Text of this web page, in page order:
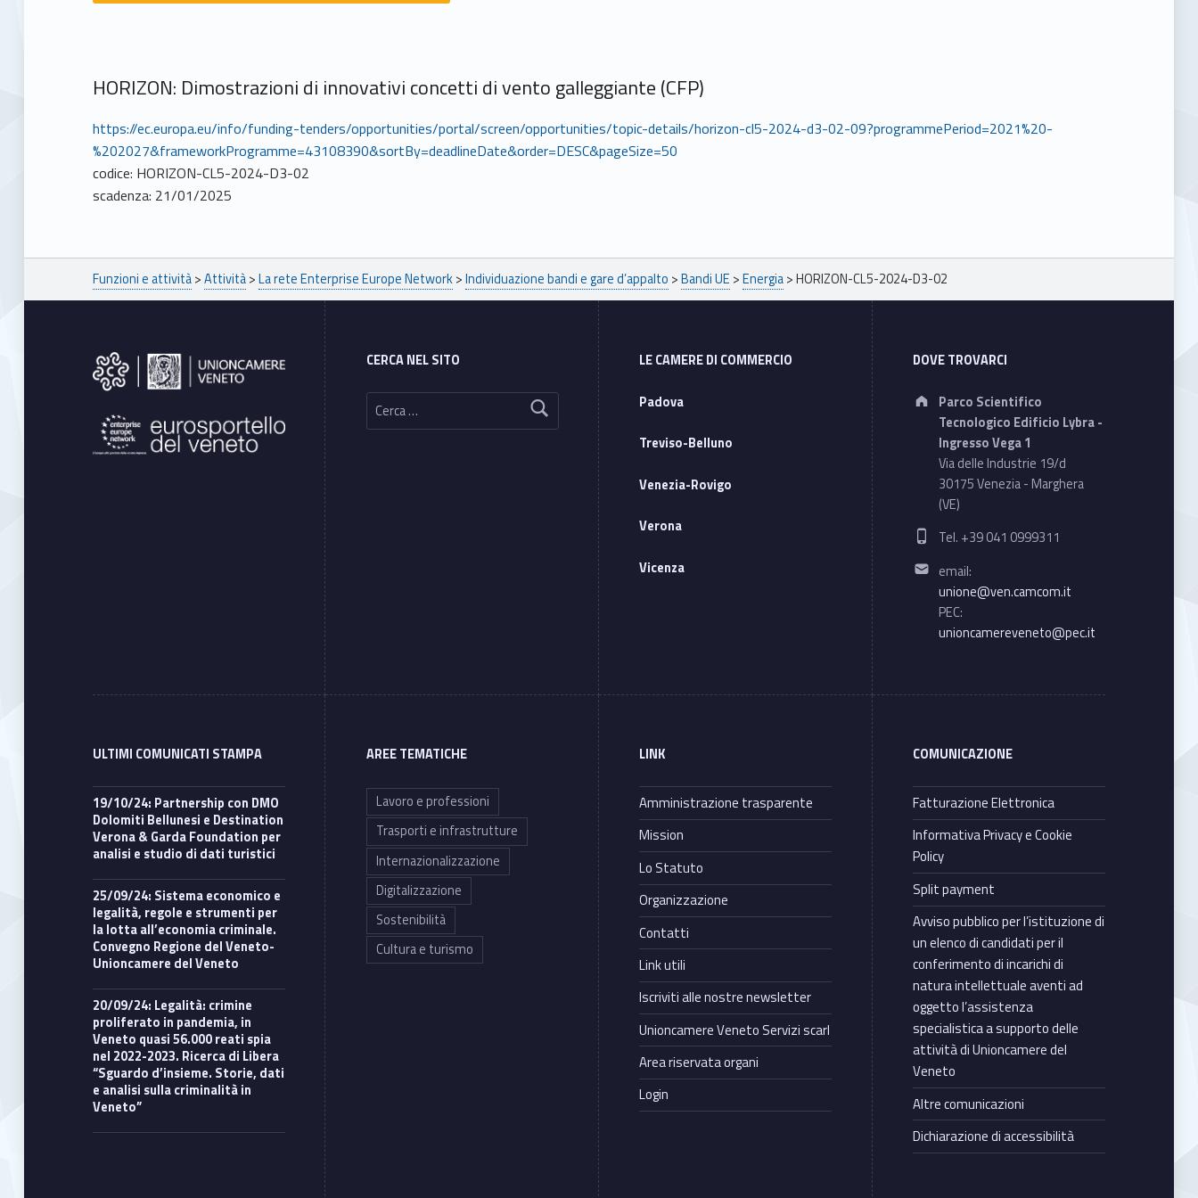
HORIZON: Dimostrazioni di innovativi concetti di vento galleggiante (CFP)
https://ec.europa.eu/info/funding-tenders/opportunities/portal/screen/opportunities/topic-details/horizon-cl5-2024-d3-02-09?programmePeriod=2021%20-
%202027&frameworkProgramme=43108390&sortBy=deadlineDate&order=DESC&pageSize=50
codice: HORIZON-CL5-2024-D3-02
scadenza: 21/01/2025
Breadcrumbs navigation
Funzioni e attività>Attività>La rete Enterprise Europe Network>Individuazione bandi e gare d’appalto >Bandi UE >Energia>HORIZON-CL5-2024-D3-02
Footer sidebar
CERCA NEL SITO
Ricerca per:
LE CAMERE DI COMMERCIO
Padova
Treviso-Belluno
Venezia-Rovigo
Verona
Vicenza
DOVE TROVARCI
Address:
Parco Scientifico
Tecnologico Edificio Lybra -
Ingresso Vega 1
Via delle Industrie 19/d
30175 Venezia - Marghera
(VE)
Phone number:
Tel. +39 041 0999311
Email address:
email:
unione@ven.camcom.it
PEC:
unioncamereveneto@pec.it
ULTIMI COMUNICATI STAMPA
19/10/24: Partnership con DMO
Dolomiti Bellunesi e Destination
Verona & Garda Foundation per
analisi e studio di dati turistici
25/09/24: Sistema economico e
legalità, regole e strumenti per
la lotta all’economia criminale.
Convegno Regione del Veneto-
Unioncamere del Veneto
20/09/24: Legalità: crimine
proliferato in pandemia, in
Veneto quasi 56.000 reati spia
nel 2022-2023. Ricerca di Libera
“Sguardo d’insieme. Storie, dati
e analisi sulla criminalità in
Veneto”
AREE TEMATICHE
Lavoro e professioni
Trasporti e infrastrutture
Internazionalizzazione
Digitalizzazione
Sostenibilità
Cultura e turismo
LINK
Amministrazione trasparente
Mission
Lo Statuto
Organizzazione
Contatti
Link utili
Iscriviti alle nostre newsletter
Unioncamere Veneto Servizi scarl
Area riservata organi
Login
COMUNICAZIONE
Fatturazione Elettronica
Informativa Privacy e Cookie
Policy
Split payment
Avviso pubblico per l’istituzione di
un elenco di candidati per il
conferimento di incarichi di
natura intellettuale aventi ad
oggetto l’assistenza
specialistica a supporto delle
attività di Unioncamere del
Veneto
Altre comunicazioni
Dichiarazione di accessibilità